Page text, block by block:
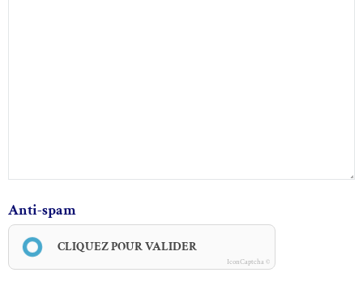
Anti-spam
CLIQUEZ POUR VALIDER
IconCaptcha ©